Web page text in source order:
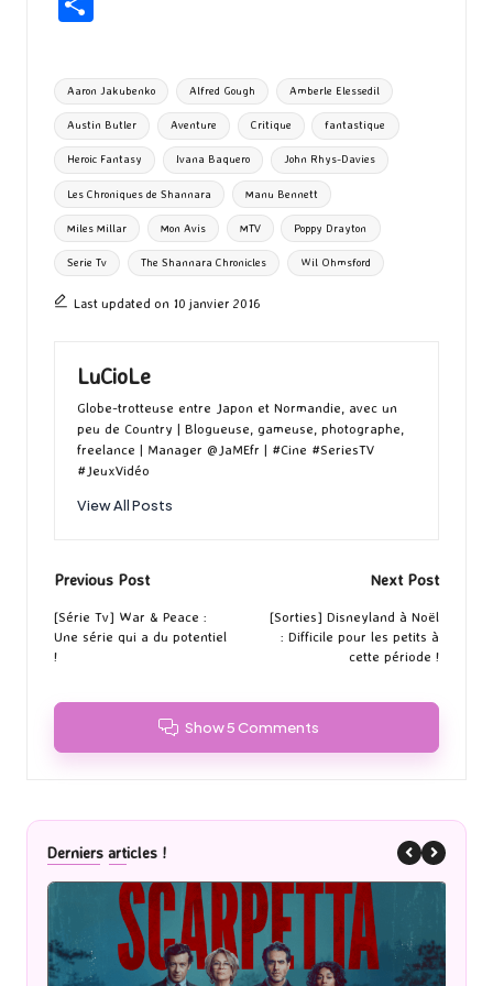
o
o
k
d
o
n
l
ky bl
r
ta
g
er
Tags:
Aaron Jakubenko Alfred Gough Amberle Elessedil
Austin Butler Aventure Critique fantastique
Heroic Fantasy Ivana Baquero John Rhys-Davies
Les Chroniques de Shannara Manu Bennett
Miles Millar Mon Avis MTV Poppy Drayton
Serie Tv The Shannara Chronicles Wil Ohmsford
Last updated on 10 janvier 2016
LuCioLe
Globe-trotteuse entre Japon et Normandie, avec un
peu de Country | Blogueuse, gameuse, photographe,
freelance | Manager @JaMEfr | #Cine #SeriesTV
#JeuxVidéo
View All Posts
Post
navigation
Previous Post
[Série Tv] War & Peace :
Une série qui a du potentiel
!
Next Post
[Sorties] Disneyland à Noël
: Difficile pour les petits à
cette période !
Show 5 Comments
Derniers articles !